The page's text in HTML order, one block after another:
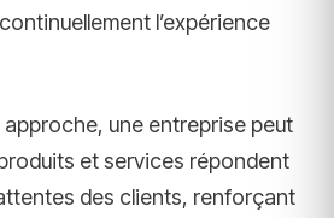
l’expérience
une entreprise peut
et services répondent
des clients, renforçant